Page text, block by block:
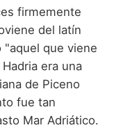
por P
por Q
por R
por S
por T
firmemente
del latín
"aquel que viene
era una
de Piceno
fue tan
Mar Adriático.